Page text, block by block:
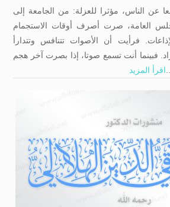
عن الناس، مؤثرا للعزلة: من الجامعة إلى
العامة، صرت أصرف أوقات الاستجمام
فرأيت أن الأصوات تتنافس وتتدارأ
فبينما أنت تسمع صوتا، إذا بصرت آخر هجم
اقرأ المزيد